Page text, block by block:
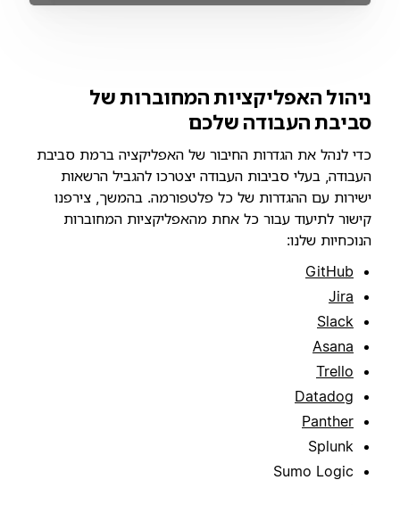
ניהול האפליקציות המחוברות של
סביבת העבודה שלכם
כדי לנהל את הגדרות החיבור של האפליקציה ברמת סביבת
העבודה, בעלי סביבות העבודה יצטרכו להגביל הרשאות
ישירות עם ההגדרות של כל פלטפורמה. בהמשך, צירפנו
קישור לתיעוד עבור כל אחת מהאפליקציות המחוברות
הנוכחיות שלנו:
GitHub
Jira
Slack
Asana
Trello
Datadog
Panther
Splunk
Sumo Logic